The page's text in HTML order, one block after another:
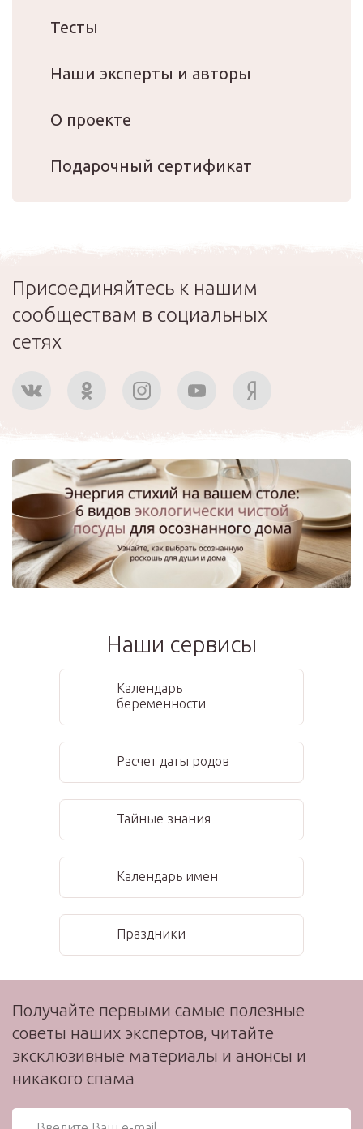
Тесты
Наши эксперты и авторы
О проекте
Подарочный сертификат
Присоединяйтесь к нашим
сообществам в социальных
сетях
Наши сервисы
Календарь
беременности
Расчет даты родов
Тайные знания
Календарь имен
Праздники
Получайте первыми самые полезные
советы наших экспертов, читайте
эксклюзивные материалы и анонсы и
никакого спама